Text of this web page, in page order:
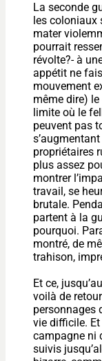
La seconde
les coloniaux
mater
pourrait
révolte?- à
appétit ne
mouvement
même dire)
limite où le
peuvent pas
propriétaires
plus assez
montrer
travail, se
brutale.
partent à la
pourquoi.
montré, de
trahison,
Et ce,
voilà de
personnages
vie difficile.
campagne ni
suivis